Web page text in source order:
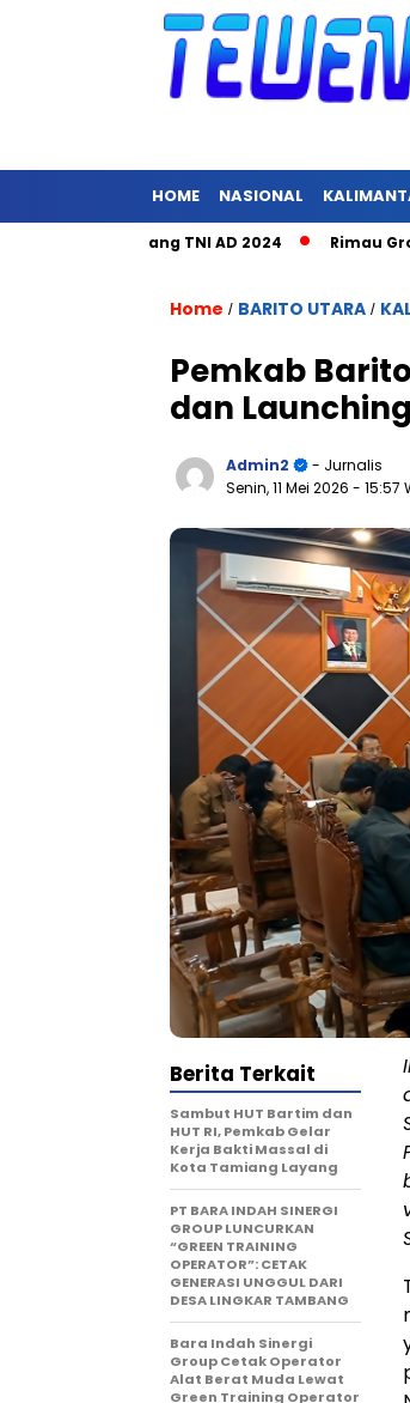
HOME NASIONAL
Hari Juang TNI AD 2024 Rimau Group
Home / BARITO UTARA /
Pemkab
dan
Admin2
- Jurnalis
Senin, 11 Mei 2026 - 15:57
Berita Terkait
Sambut HUT Bartim dan
HUT RI, Pemkab Gelar
Kerja Bakti Massal di
Kota Tamiang Layang
PT BARA INDAH SINERGI
GROUP LUNCURKAN
“GREEN TRAINING
OPERATOR”: CETAK
GENERASI UNGGUL DARI
DESA LINGKAR TAMBANG
Bara Indah Sinergi
Group Cetak Operator
Alat Berat Muda Lewat
Green Training Operator